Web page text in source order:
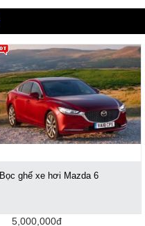
Bọc ghế xe hơi Mazda 6
5,000,000đ